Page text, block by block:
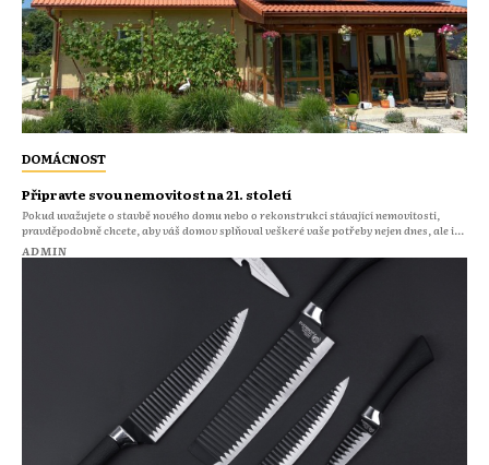
DOMÁCNOST
Připravte svou nemovitost na 21. století
Pokud uvažujete o stavbě nového domu nebo o rekonstrukci stávající nemovitosti,
pravděpodobně chcete, aby váš domov splňoval veškeré vaše potřeby nejen dnes, ale i...
ADMIN